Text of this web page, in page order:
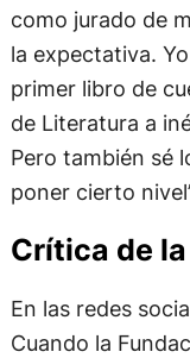
como jurado de
la expectativa.
primer libro de
de Literatura a
Pero también sé
poner cierto
Crítica de
En las redes
Cuando la